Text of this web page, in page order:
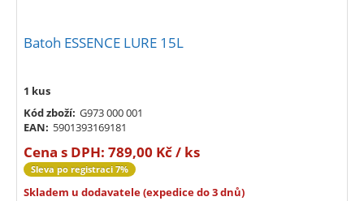
Batoh ESSENCE LURE 15L
1 kus
Kód zboží: G973 000 001
EAN: 5901393169181
Cena s DPH: 789,00 Kč / ks
Sleva po registraci 7%
Skladem u dodavatele (expedice do 3 dnů)